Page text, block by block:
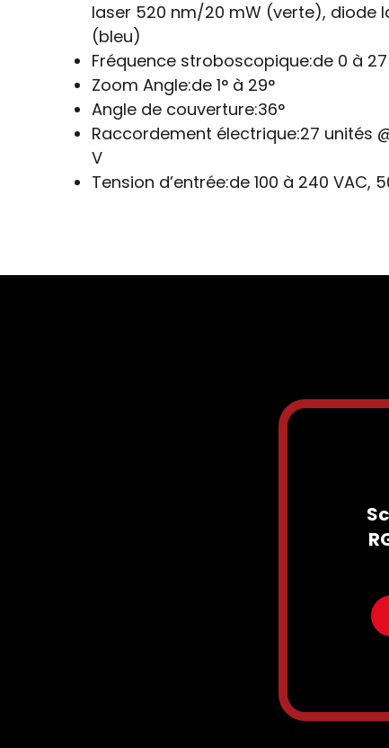
laser 520 nm/20 mW (verte), diode
(bleu)
Fréquence stroboscopique:de 0 à 27
Zoom Angle:de 1° à 29°
Angle de couverture:36°
Raccordement électrique:27 unités
V
Tension d’entrée:de 100 à 240 VAC,